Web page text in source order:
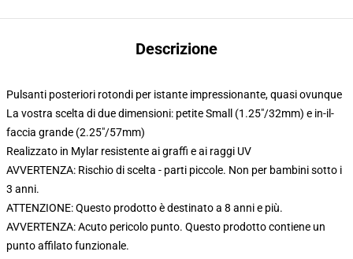
Descrizione
Pulsanti posteriori rotondi per istante impressionante, quasi ovunque
La vostra scelta di due dimensioni: petite Small (1.25"/32mm) e in-il-
faccia grande (2.25"/57mm)
Realizzato in Mylar resistente ai graffi e ai raggi UV
AVVERTENZA: Rischio di scelta - parti piccole. Non per bambini sotto i
3 anni.
ATTENZIONE: Questo prodotto è destinato a 8 anni e più.
AVVERTENZA: Acuto pericolo punto. Questo prodotto contiene un
punto affilato funzionale.